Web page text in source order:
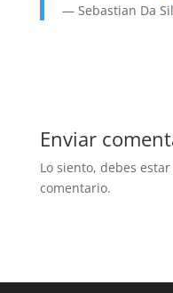
— Sebastian Da
Enviar
Lo siento, debes estar
comentario.